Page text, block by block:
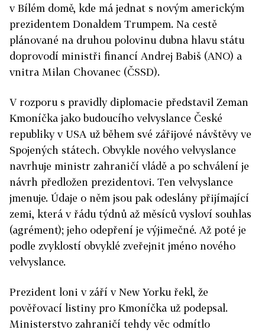
v Bílém domě, kde má jednat s novým americkým
prezidentem Donaldem Trumpem. Na cestě
plánované na druhou polovinu dubna hlavu státu
doprovodí ministři financí Andrej Babiš (ANO) a
vnitra Milan Chovanec (ČSSD).
V rozporu s pravidly diplomacie představil Zeman
Kmoníčka jako budoucího velvyslance České
republiky v USA už během své zářijové návštěvy ve
Spojených státech. Obvykle nového velvyslance
navrhuje ministr zahraničí vládě a po schválení je
návrh předložen prezidentovi. Ten velvyslance
jmenuje. Údaje o něm jsou pak odeslány přijímající
zemi, která v řádu týdnů až měsíců vysloví souhlas
(agrément); jeho odepření je výjimečné. Až poté je
podle zvyklostí obvyklé zveřejnit jméno nového
velvyslance.
Prezident loni v září v New Yorku řekl, že
pověřovací listiny pro Kmoníčka už podepsal.
Ministerstvo zahraničí tehdy věc odmítlo